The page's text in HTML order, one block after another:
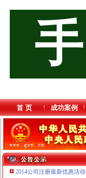
首 页 成功案例
2014公司注册最新优惠活动